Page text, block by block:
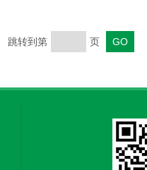
跳转到第 页